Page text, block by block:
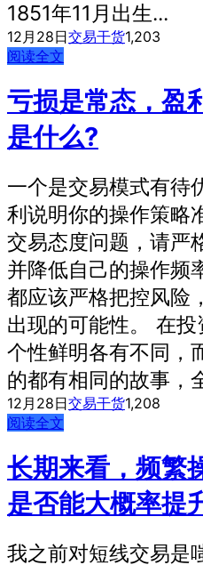
1851年11月出生...
12月28日交易干货1,203
阅读全文
亏损是常态，盈
是什么?
一个是交易模式有待
利说明你的操作策略
交易态度问题，请严
并降低自己的操作频
都应该严格把控风险
出现的可能性。 在
个性鲜明各有不同，
的都有相同的故事，
12月28日交易干货1,208
阅读全文
长期来看，频繁
是否能大概率提
我之前对短线交易是